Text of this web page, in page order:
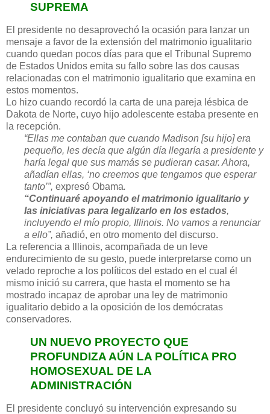
SUPREMA
El presidente no desaprovechó la ocasión para lanzar un
mensaje a favor de la extensión del matrimonio igualitario
cuando quedan pocos días para que el Tribunal Supremo
de Estados Unidos emita su fallo sobre las dos causas
relacionadas con el matrimonio igualitario que examina en
estos momentos.
Lo hizo cuando recordó la carta de una pareja lésbica de
Dakota de Norte, cuyo hijo adolescente estaba presente en
la recepción.
“Ellas me contaban que cuando Madison [su hijo]era
pequeño, les decía que algún día llegaría a presidente y
haría legal que sus mamás se pudieran casar. Ahora,
añadían ellas, ‘no creemos que tengamos que esperar
tanto’”, expresó Obama.
“Continuaré apoyando el matrimonio igualitario y
las iniciativas para legalizarlo en los estados,
incluyendo el mío propio, Illinois. No vamos a renunciar
a ello”, añadió, en otro momento del discurso.
La referencia a Illinois, acompañada de un leve
endurecimiento de su gesto, puede interpretarse como un
velado reproche a los políticos del estado en el cual él
mismo inició su carrera, que hasta el momento se ha
mostrado incapaz de aprobar una ley de matrimonio
igualitario debido a la oposición de los demócratas
conservadores.
UN NUEVO PROYECTO QUE
PROFUNDIZA AÚN LA POLÍTICA PRO
HOMOSEXUAL DE LA
ADMINISTRACIÓN
El presidente concluyó su intervención expresando su